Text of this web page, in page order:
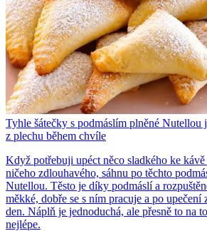
Tyhle šátečky s podmáslím plněné Nutellou
z plechu během chvíle
Když potřebuji upéct něco sladkého ke kávě
ničeho zdlouhavého, sáhnu po těchto
Nutellou. Těsto je díky podmáslí a
měkké, dobře se s ním pracuje a po upečení
den. Náplň je jednoduchá, ale přesně to na
nejlépe.